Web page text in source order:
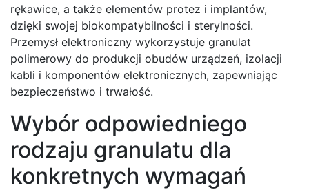
rękawice, a także elementów protez i implantów,
dzięki swojej biokompatybilności i sterylności.
Przemysł elektroniczny wykorzystuje granulat
polimerowy do produkcji obudów urządzeń, izolacji
kabli i komponentów elektronicznych, zapewniając
bezpieczeństwo i trwałość.
Wybór odpowiedniego
rodzaju granulatu dla
konkretnych wymagań